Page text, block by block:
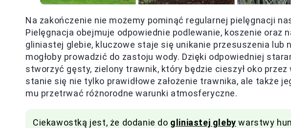
Na zakończenie nie możemy pominąć regularnej pielęgnacji
Pielęgnacja obejmuje odpowiednie podlewanie, koszenie oraz
gliniastej glebie, kluczowe staje się unikanie przesuszenia lub
mogłoby prowadzić do zastoju wody. Dzięki odpowiedniej
stworzyć gęsty, zielony trawnik, który będzie cieszył oko
stanie się nie tylko prawidłowe założenie trawnika, ale także
mu przetrwać różnorodne warunki atmosferyczne.
Ciekawostką jest, że dodanie do gliniastej gleby warstwy